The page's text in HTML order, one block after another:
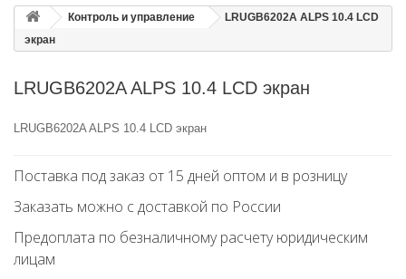
Контроль и управление
LRUGB6202A ALPS 10.4 LCD
экран
LRUGB6202A ALPS 10.4 LCD экран
LRUGB6202A ALPS 10.4 LCD экран
Поставка под заказ от 15 дней оптом и в розницу
Заказать можно с доставкой по России
Предоплата по безналичному расчету юридическим
лицам